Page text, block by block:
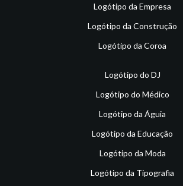
Logótipo da Empresa
Logótipo da Construção
Logótipo da Coroa
Logótipo do DJ
Logótipo do Médico
Logótipo da Águia
Logótipo da Educação
Logótipo da Moda
Logótipo da Tipografia